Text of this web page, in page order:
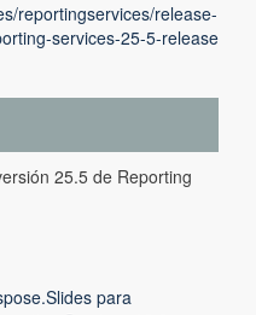
reportingservices/release-
services-25-5-release
25.5 de Reporting
para